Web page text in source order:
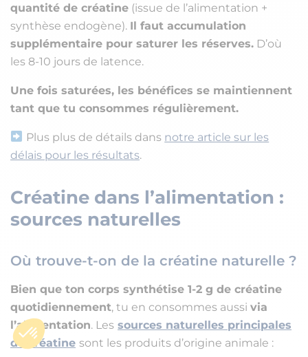
quantité de créatine (issue de l’alimentation +
synthèse endogène). Il faut accumulation
supplémentaire pour saturer les réserves. D’où
les 8-10 jours de latence.
Une fois saturées, les bénéfices se maintiennent
tant que tu consommes régulièrement.
Plus plus de détails dans notre article sur les
délais pour les résultats.
Créatine dans l’alimentation :
sources naturelles
Où trouve-t-on de la créatine naturelle ?
Bien que ton corps synthétise 1-2 g de créatine
quotidiennement, tu en consommes aussi via
l’alimentation. Les sources naturelles principales
de créatine sont les produits d’origine animale :